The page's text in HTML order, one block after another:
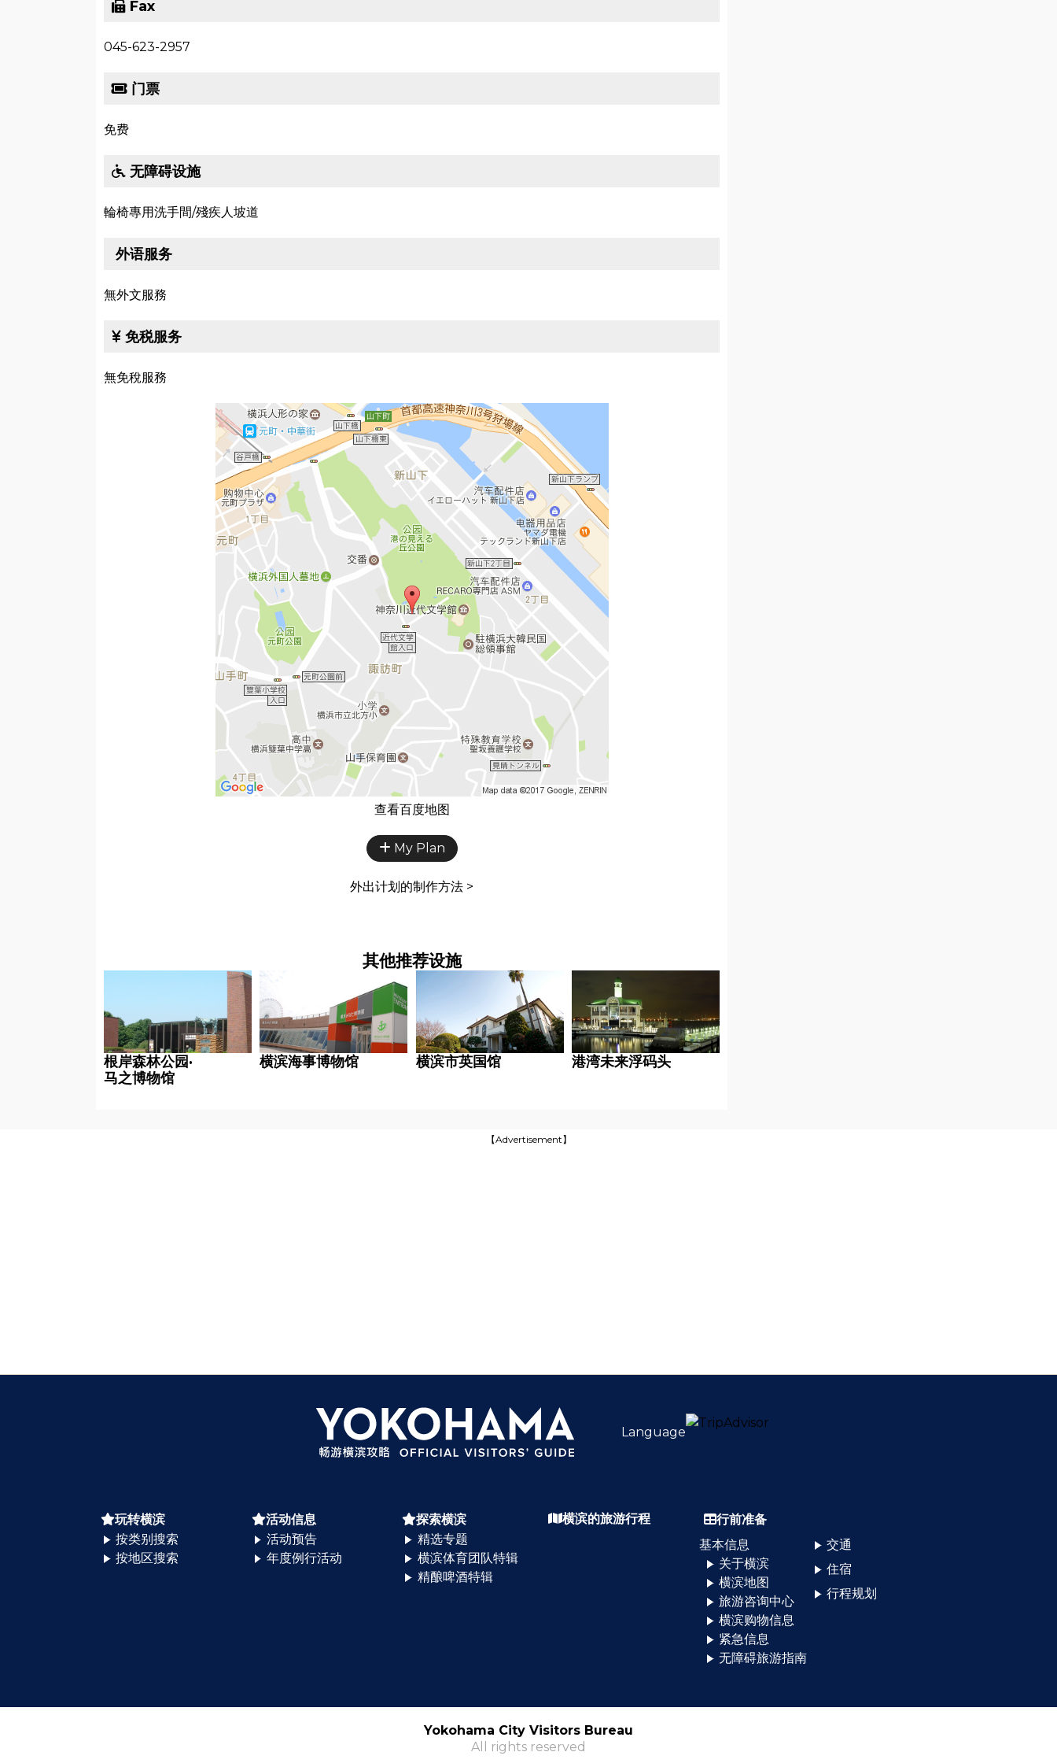
Fax
045-623-2957
门票
免费
无障碍设施
輪椅專用洗手間/殘疾人坡道
外语服务
無外文服務
免税服务
無免稅服務
查看百度地图
My Plan
外出计划的制作方法 >
其他推荐设施
根岸森林公园·
马之博物馆
横滨海事博物馆 横滨市英国馆 港湾未来浮码头
【Advertisement】
Language
玩转横滨
按类别搜索
按地区搜索
活动信息
活动预告
年度例行活动
探索横滨
精选专题
横滨体育团队特辑
精酿啤酒特辑
横滨的旅游行程
行前准备
基本信息
关于横滨
横滨地图
旅游咨询中心
横滨购物信息
紧急信息
无障碍旅游指南
交通
住宿
行程规划
Yokohama City Visitors Bureau
All rights reserved